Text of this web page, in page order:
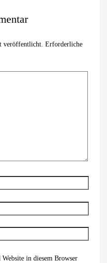
veröffentlicht. Erforderliche
in diesem Browser